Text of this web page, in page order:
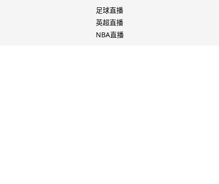
足球直播
英超直播
NBA直播